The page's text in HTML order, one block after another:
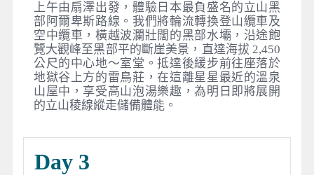
上午由扇澤出發，體驗日本最負盛名的立山黑
部阿爾卑斯路線。我們將輪流轉換登山纜車及
空中纜車，橫越波瀾壯闊的黑部水壩，沿途飽
覽大觀峰至黑部平的斷崖美景，直達海拔 2,450
公尺的中心地～室堂。抵達後緩步前往座落於
地獄谷上方的雷鳥莊，在這離星星最近的溫泉
山屋中，享受高山泡湯樂趣，為明日即將展開
的立山稜線縱走儲備體能。
Day 3